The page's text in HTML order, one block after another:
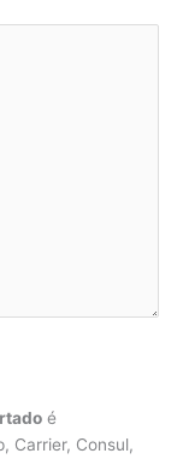
é
Carrier, Consul,